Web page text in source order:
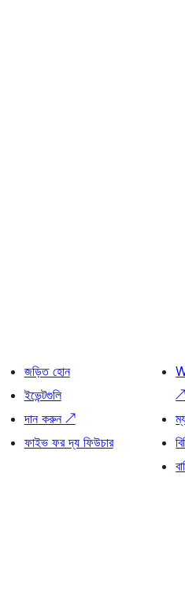
জড়িত হোন
ইভেন্টগুলি
দান করুন ↗
ফাইভ ফর দ্য ফিউচার
↗